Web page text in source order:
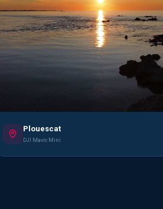
Plouescat
DJI Mavic Mini